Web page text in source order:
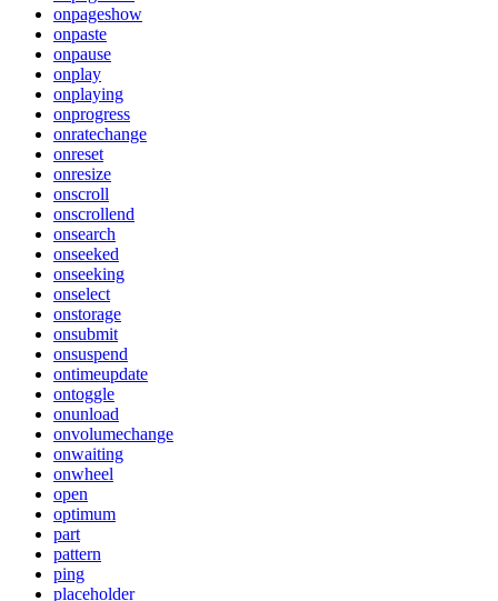
onpageshow
onpaste
onpause
onplay
onplaying
onprogress
onratechange
onreset
onresize
onscroll
onscrollend
onsearch
onseeked
onseeking
onselect
onstorage
onsubmit
onsuspend
ontimeupdate
ontoggle
onunload
onvolumechange
onwaiting
onwheel
open
optimum
part
pattern
ping
placeholder